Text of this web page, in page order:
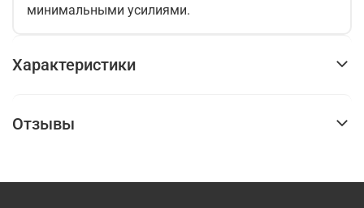
минимальными усилиями.
Характеристики
Отзывы